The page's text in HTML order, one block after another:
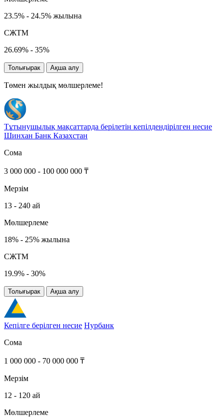
23.5% - 24.5% жылына
СЖТМ
26.69% - 35%
Толығырак Ақша алу
Төмен жылдық мөлшерлеме!
Тұтынушылық мақсаттарда берілетін кепілдендірілген несие
Шинхан Банк Казахстан
Сома
3 000 000 - 100 000 000 ₸
Мерзім
13 - 240 ай
Мөлшерлеме
18% - 25% жылына
СЖТМ
19.9% - 30%
Толығырак Ақша алу
Кепілге берілген несие Нурбанк
Сома
1 000 000 - 70 000 000 ₸
Мерзім
12 - 120 ай
Мөлшерлеме